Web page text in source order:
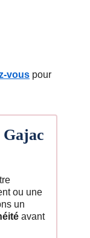
vous pour
ou une
un
avant